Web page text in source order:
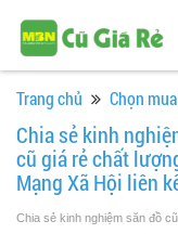
Trang chủ Chọn
Chia sẻ kinh
cũ giá rẻ chất
Mạng Xã Hội liên
Chia sẻ kinh nghiệm săn đồ